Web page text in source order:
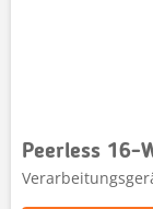
Peerless 16-